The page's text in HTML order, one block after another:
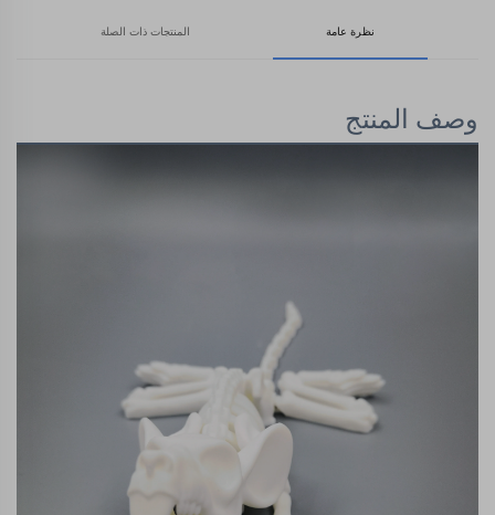
نظرة عامة المنتجات ذات الصلة
وصف المنتج